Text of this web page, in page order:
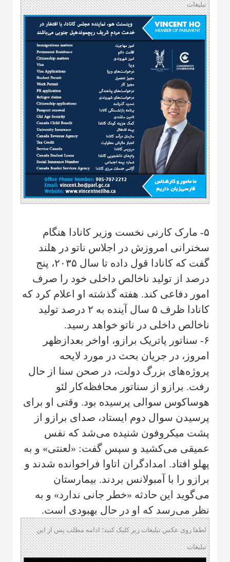
تبلیغات
۵- مارک کارنی نخست وزیر کانادا هنگام
سخنرانی امروزش در اجلاس ناتو در هلند
گفت که کانادا قول داده تا سال ۲۰۳۵، پنج
درصد از تولید ناخالص داخلی خود را صرف
امور دفاعی کند. هفته گذشته او اعلام کرد که
کانادا ظرف ۵ سال آینده به ۲ درصد تولید
ناخالص داخلی در ناتو خواهد رسید.
۶- سناتور پاتریک برازو، اواخر بعدازظهر
امروز، در جریان بحث در مورد لایحه
پروژه‌های بزرگ دولت، در صحن سنا از حال
رفت. برازو از سناتور محافظه‌کار لئو
هوساکوس سوالی پرسیده بود. وقتی او برای
پرسیدن سوال دوم ایستاد، صدای برازو از
پشت میکروفون شنیده می‌شد که نفس
عمیقی می‌کشید و سپس گفت: «لعنتی» و به
پهلو افتاد. امدادگران اتاوا فراخوانده شدند و
برازو را با آمبولانس بردند. بیمارستان
می‌گوید این حادثه «خطر جانی ندارد» و به
نظر می‌رسد که او در حال بهبودی است.
لطفا روی عکس تبلیغات زیر کلیک کنید؛ ادامه مطلب پس از این
تبلیغات